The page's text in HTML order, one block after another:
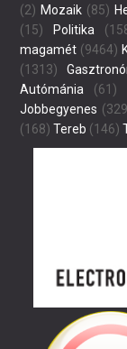
(2) Mozaik (85)
(15)
Politika
magamét (9464)
(1313)
Autómánia (61)
Jobbegyenes
(168) Tereb (146)